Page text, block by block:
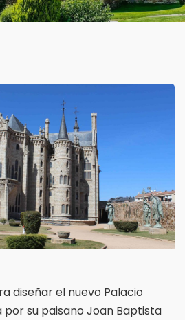
diseñar el nuevo Palacio
por su paisano Joan Baptista